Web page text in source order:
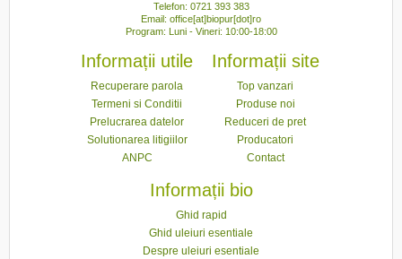
Telefon: 0721 393 383
Email: office[at]biopur[dot]ro
Program: Luni - Vineri: 10:00-18:00
Informații utile
Recuperare parola
Termeni si Conditii
Prelucrarea datelor
Solutionarea litigiilor
ANPC
Informații site
Top vanzari
Produse noi
Reduceri de pret
Producatori
Contact
Informații bio
Ghid rapid
Ghid uleiuri esentiale
Despre uleiuri esentiale